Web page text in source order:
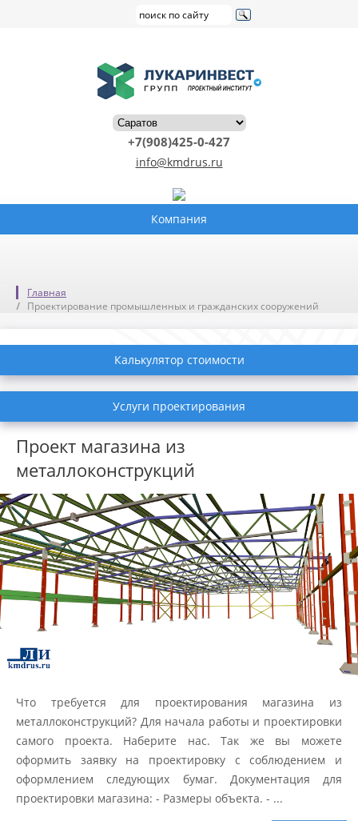
+7(908)425-0-427
info@kmdrus.ru
Компания
Главная
Проектирование промышленных и гражданских сооружений
Калькулятор стоимости
Услуги проектирования
Проект магазина из
металлоконструкций
Что требуется для проектирования магазина из
металлоконструкций? Для начала работы и проектировки
самого проекта. Наберите нас. Так же вы можете
оформить заявку на проектировку с соблюдением и
оформлением следующих бумаг. Документация для
проектировки магазина: - Размеры объекта. - ...